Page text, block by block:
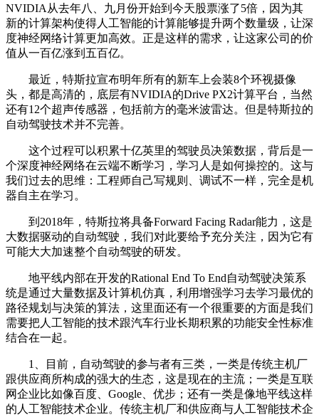
NVIDIA从去年八、九月份开始到今天股票涨了5倍，因为其
新的计算架构使得人工智能的计算能够提升两个数量级，让深
度神经网络计算更加高效。正是这样的需求，让这家公司的价
值从一百亿涨到五百亿。
最近，特斯拉宣布明年所有的新车上会装8个环视摄像
头，都是高清的，底层有NVIDIA的Drive PX2计算平台，当然
还有12个超声传感器，包括前方的毫米波雷达。但是特斯拉的
自动驾驶技术并不完善。
这个过程可以积累十亿英里的驾驶员决策数据，背后是一
个深度神经网络在云端不断学习，学习人是如何操控的。这与
我们过去的思维：工程师自己写规则、调试不一样，完全是机
器自主在学习。
到2018年，特斯拉将具备Forward Facing Radar能力，这是
大数据驱动的自动驾驶，我们对此要给予充分关注，因为它有
可能大大加速整个自动驾驶的研发。
地平线内部在开发的Rational End To End自动驾驶决策系
统是通过大量数据及计算机仿真，利用增强学习去学习最优的
路径规划与决策的算法，这里面还有一个很重要的方面是我们
需要把人工智能的技术跟汽车行业长期积累的功能安全性标准
结合在一起。
1、目前，自动驾驶的参与者有三类，一类是传统主机厂
跟供应商所构成的强大的生态，这是现在的主流；一类是互联
网企业比如像百度、Google、优步；还有一类是像地平线这样
的人工智能技术企业。传统主机厂和供应商与人工智能技术企